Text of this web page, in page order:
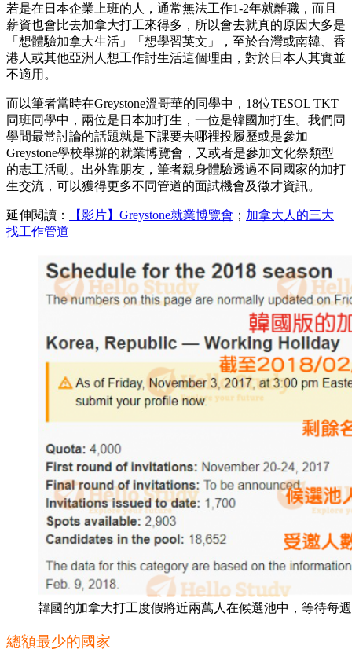
若是在日本企業上班的人，通常無法工作1-2年就離職，而且
薪資也會比去加拿大打工來得多，所以會去就真的原因大多是
「想體驗加拿大生活」「想學習英文」，至於台灣或南韓、香
港人或其他亞洲人想工作討生活這個理由，對於日本人其實並
不適用。
而以筆者當時在Greystone溫哥華的同學中，18位TESOL TKT
同班同學中，兩位是日本加打生，一位是韓國加打生。我們同
學間最常討論的話題就是下課要去哪裡投履歷或是參加
Greystone學校舉辦的就業博覽會，又或者是參加文化祭類型
的志工活動。出外靠朋友，筆者親身體驗透過不同國家的加打
生交流，可以獲得更多不同管道的面試機會及徵才資訊。
延伸閱讀： 【影片】Greystone就業博覽會 ； 加拿大人的三大
找工作管道
韓國的加拿大打工度假將近兩萬人在候選池中，等待每
總額最少的國家